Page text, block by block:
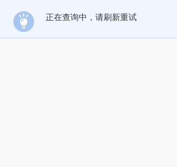
正在查询中，请刷新重试